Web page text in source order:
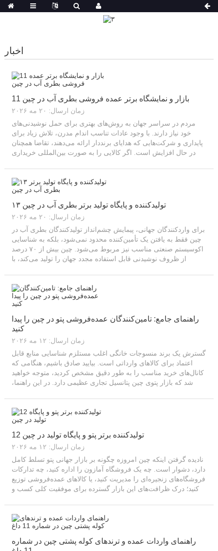
اخبار
11 بازار و نمایشگاه برتر عمده فروشی بطری آب در چین
زمان ارسال: ۲۰ مه ۲۰۲۶
مردم در سراسر جهان به روش‌های بهتری برای حمل نوشیدنی‌های
خود نیاز دارند. با وجود عادات تناسب اندام مدرن، تلاش زیاد برای
پایداری و شرکت‌هایی که هدایای برنددار ارائه می‌دهند، تقاضا همچنان
در حال افزایش است. اگر کالایی را به صورت بین‌المللی خریداری
۱۳ تولیدکننده و پایگاه تولید برتر بطری آب در چین
زمان ارسال: ۲۰ مه ۲۰۲۶
برای واردکنندگان جهانی، پیمایش چشم‌انداز تولیدکنندگان بطری آب در
چین فقط به یافتن یک تأمین‌کننده محدود نمی‌شود، بلکه به شناسایی
اکوسیستم صنعتی مناسب نیز مربوط می‌شود. چین بیش از ۷۰ درصد
از ظروف نوشیدنی قابل استفاده مجدد جهان را تولید می‌کند، با
راهنمای جامع: تامین‌کنندگان عمده‌فروشی پتو در چین را پیدا
کنید
زمان ارسال: ۱۲ مه ۲۰۲۶
گسترش یک برند منسوجات خانگی اغلب مستلزم شناسایی منابع قابل
اعتماد برای کالاهای وارداتی است. بیایید صادق باشیم، هنگامی که
کانال‌های خرید مناسب را به طور دقیق مشخص کردید، متوجه خواهید
شد که بازار پتوی چین پتانسیل تجاری عظیمی دارد. در این راهنما،
12 تولیدکننده برتر پتو و پایگاه تولید در چین
زمان ارسال: ۱۲ مه ۲۰۲۶
نادیده گرفتن اینکه چین امروزه چگونه بر بازار جهانی پتو تسلط کامل
دارد، دشوار است. چه یک فروشگاه آمازون را اداره کنید، چه تدارکات
فروشگاه‌های زنجیره‌ای را مدیریت کنید، یا کالاهای عمده‌فروشی توزیع
کنید؛ درک ظرافت‌های این بازار گسترده برای موفقیت کلی کسب و
راهنمای واردات عمده و ترندهای کوله پشتی چین در شماره